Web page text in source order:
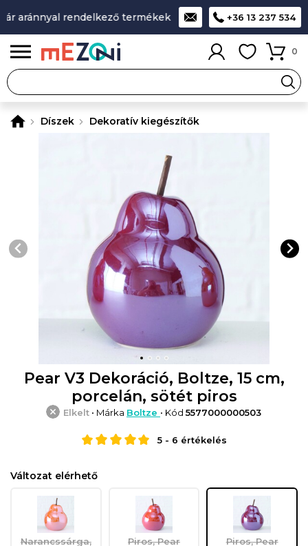
aránnyal rendelkező termékek A legjobb design-minőség-
+36 13 237 534
0
Díszek Dekoratív kiegészítők
Pear V3 Dekoráció, Boltze, 15 cm,
porcelán, sötét piros
Elkelt • Márka Boltze • Kód5577000000503
5- 6 értékelés
Változat elérhető
Narancssárga,
Piros, Pear Piros, Pear